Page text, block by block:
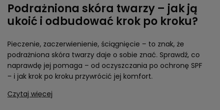
Podrażniona skóra twarzy – jak ją
ukoić i odbudować krok po kroku?
Pieczenie, zaczerwienienie, ściągnięcie – to znak, że
podrażniona skóra twarzy daje o sobie znać. Sprawdź, co
naprawdę jej pomaga – od oczyszczania po ochronę SPF
– i jak krok po kroku przywrócić jej komfort.
Czytaj więcej